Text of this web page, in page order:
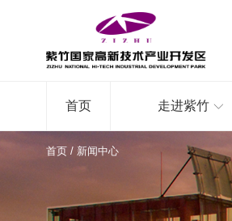
首页 走进紫竹
首页 / 新闻中心